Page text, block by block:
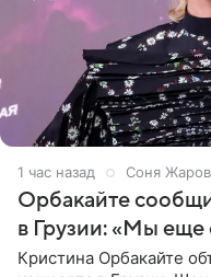
1 час назад Соня
Орбакайте
в Грузии: «Мы еще
Кристина Орбакайте